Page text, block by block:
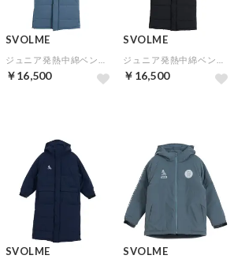
SVOLME
￥16,500
SVOLME
￥16,500
SVOLME SVOLME